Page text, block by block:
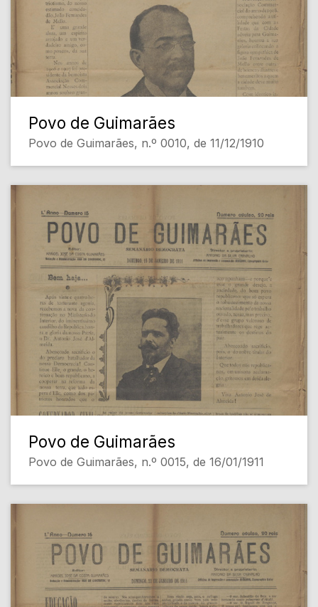
Povo de Guimarães
Povo de Guimarães, n.º 0010, de 11/12/1910
Povo de Guimarães
Povo de Guimarães, n.º 0015, de 16/01/1911